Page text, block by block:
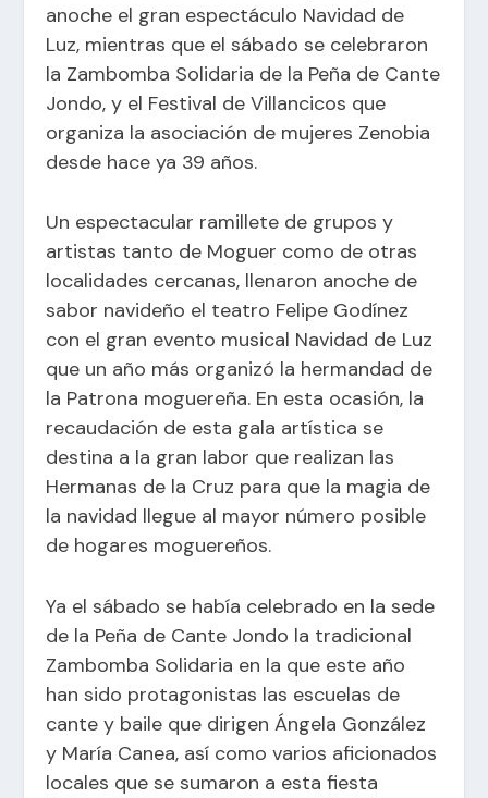
anoche el gran espectáculo Navidad de
Luz, mientras que el sábado se celebraron
la Zambomba Solidaria de la Peña de Cante
Jondo, y el Festival de Villancicos que
organiza la asociación de mujeres Zenobia
desde hace ya 39 años.
Un espectacular ramillete de grupos y
artistas tanto de Moguer como de otras
localidades cercanas, llenaron anoche de
sabor navideño el teatro Felipe Godínez
con el gran evento musical Navidad de Luz
que un año más organizó la hermandad de
la Patrona moguereña. En esta ocasión, la
recaudación de esta gala artística se
destina a la gran labor que realizan las
Hermanas de la Cruz para que la magia de
la navidad llegue al mayor número posible
de hogares moguereños.
Ya el sábado se había celebrado en la sede
de la Peña de Cante Jondo la tradicional
Zambomba Solidaria en la que este año
han sido protagonistas las escuelas de
cante y baile que dirigen Ángela González
y María Canea, así como varios aficionados
locales que se sumaron a esta fiesta